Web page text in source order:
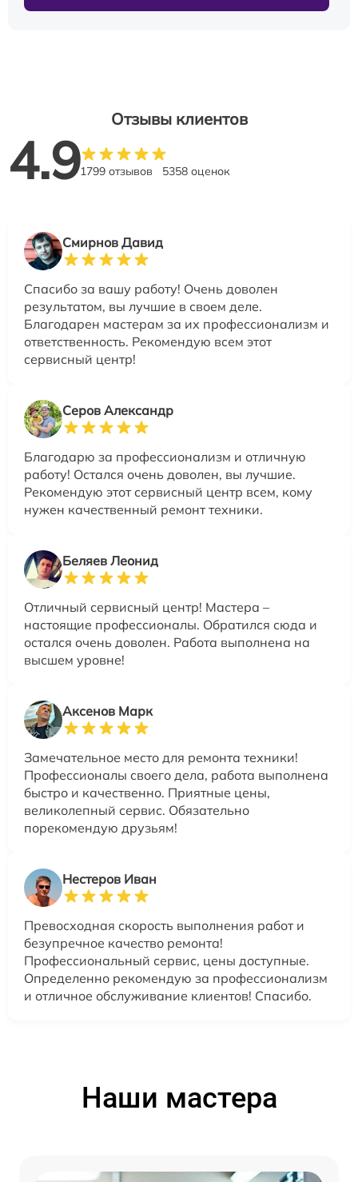
Отзывы клиентов
4.91799 отзывов 5358 оценок
Смирнов Давид
Спасибо за вашу работу! Очень доволен
результатом, вы лучшие в своем деле.
Благодарен мастерам за их профессионализм и
ответственность. Рекомендую всем этот
сервисный центр!
Серов Александр
Благодарю за профессионализм и отличную
работу! Остался очень доволен, вы лучшие.
Рекомендую этот сервисный центр всем, кому
нужен качественный ремонт техники.
Беляев Леонид
Отличный сервисный центр! Мастера –
настоящие профессионалы. Обратился сюда и
остался очень доволен. Работа выполнена на
высшем уровне!
Аксенов Марк
Замечательное место для ремонта техники!
Профессионалы своего дела, работа выполнена
быстро и качественно. Приятные цены,
великолепный сервис. Обязательно
порекомендую друзьям!
Нестеров Иван
Превосходная скорость выполнения работ и
безупречное качество ремонта!
Профессиональный сервис, цены доступные.
Определенно рекомендую за профессионализм
и отличное обслуживание клиентов! Спасибо.
Наши мастера